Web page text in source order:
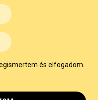
és elfogadom.